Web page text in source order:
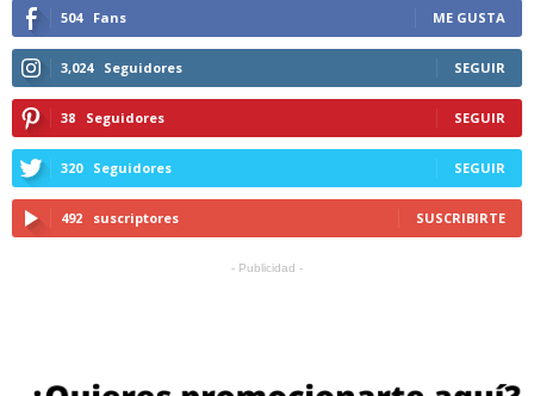
504 Fans ME GUSTA
3,024 Seguidores SEGUIR
38 Seguidores SEGUIR
320 Seguidores SEGUIR
492 suscriptores SUSCRIBIRTE
- Publicidad -